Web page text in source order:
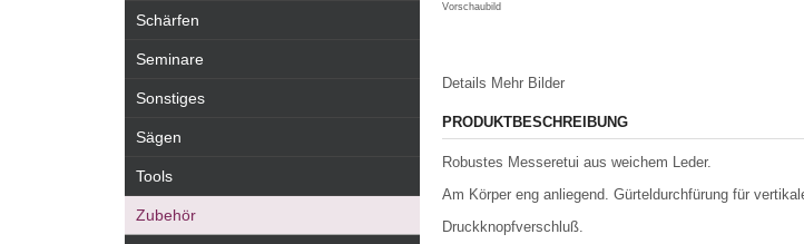
Vorschaubild
Details Mehr Bilder
PRODUKTBESCHREIBUNG
Robustes Messeretui aus weichem Leder.
Am Körper eng anliegend. Gürteldurchfürung für
Druckknopfverschluß.
Schärfen
Seminare
Sonstiges
Sägen
Tools
Zubehör